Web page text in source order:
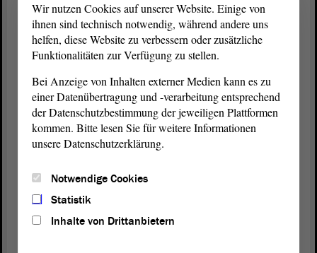
(Beifall)
Und, verehrte Kollegin Pähle, da mag ja die Lyrik
schöne sein, aber nichts Konkretes findet sich.
Und mit Blick auf Kinder und junge Menschen, die
die Erben der Folgen dieses Koalitionsvertrages
verspielt auf allen Ebenen deren Zukunft.
(Zuruf: Humbug ist das!)
Wir nutzen Cookies auf unserer Website. Einige von
ihnen sind technisch notwendig, während andere uns
helfen, diese Website zu verbessern oder zusätzliche
Funktionalitäten zur Verfügung zu stellen.
Bei Anzeige von Inhalten externer Medien kann es zu
einer Datenübertragung und -verarbeitung entsprechend
der Datenschutzbestimmung der jeweiligen Plattformen
kommen. Bitte lesen Sie für weitere Informationen
unsere Datenschutzerklärung.
Notwendige Cookies
Statistik
Inhalte von Drittanbietern